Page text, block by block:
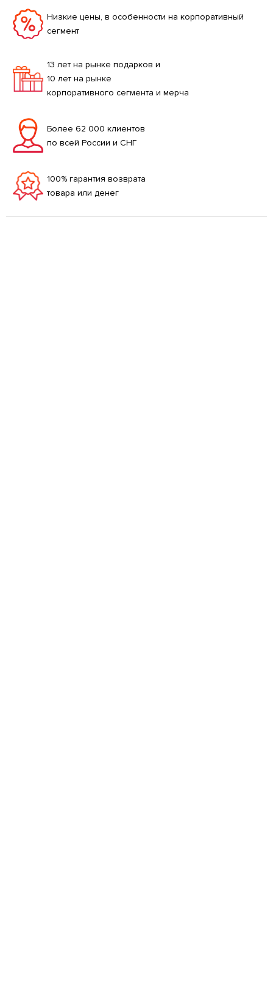
Низкие цены, в особенности на корпоративный
сегмент
13 лет на рынке подарков и
10 лет на рынке
корпоративного сегмента и мерча
Более 62 000 клиентов
по всей России и СНГ
100% гарантия возврата
товара или денег